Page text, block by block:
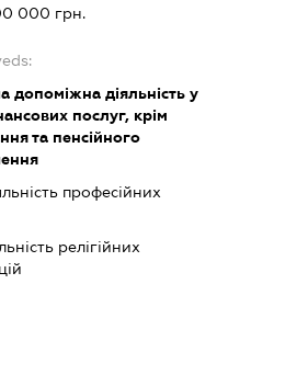
000 грн.
допоміжна діяльність у
послуг, крім
та пенсійного
професійних
релігійних